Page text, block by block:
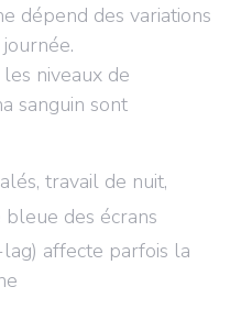
dépend des variations
niveaux de
sanguin sont
travail de nuit,
des écrans
affecte parfois la